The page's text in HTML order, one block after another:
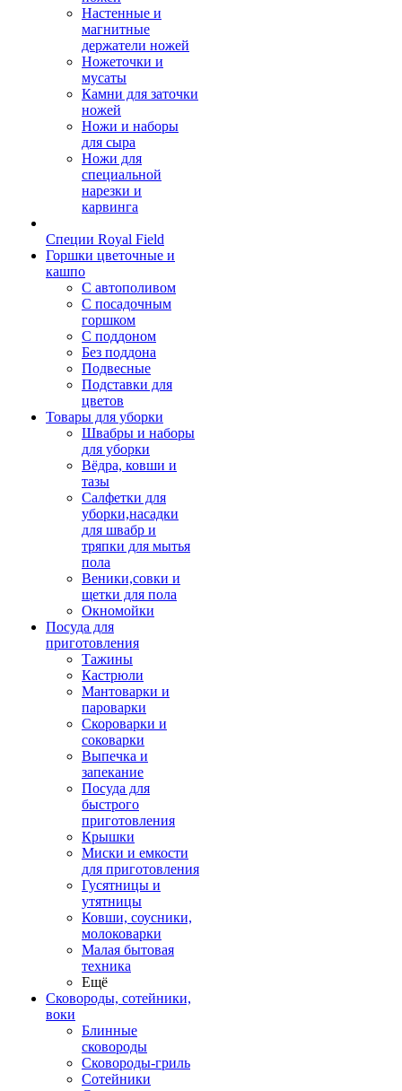
Настенные и
магнитные
держатели ножей
Ножеточки и
мусаты
Камни для заточки
ножей
Ножи и наборы
для сыра
Ножи для
специальной
нарезки и
карвинга
Специи Royal Field
Горшки цветочные и
кашпо
С автополивом
С посадочным
горшком
С поддоном
Без поддона
Подвесные
Подставки для
цветов
Товары для уборки
Швабры и наборы
для уборки
Вёдра, ковши и
тазы
Салфетки для
уборки,насадки
для швабр и
тряпки для мытья
пола
Веники,совки и
щетки для пола
Окномойки
Посуда для
приготовления
Тажины
Кастрюли
Мантоварки и
пароварки
Скороварки и
соковарки
Выпечка и
запекание
Посуда для
быстрого
приготовления
Крышки
Миски и емкости
для приготовления
Гусятницы и
утятницы
Ковши, соусники,
молоковарки
Малая бытовая
техника
Ещё
Сковороды, сотейники,
воки
Блинные
сковороды
Сковороды-гриль
Сотейники